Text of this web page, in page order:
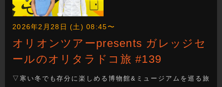
2026年2月28日 (土) 08:45〜
オリオンツアーpresents ガレッジセ
ールのオリタラドコ旅 #139
▽寒い冬でも存分に楽しめる博物館&ミュージアムを巡る旅